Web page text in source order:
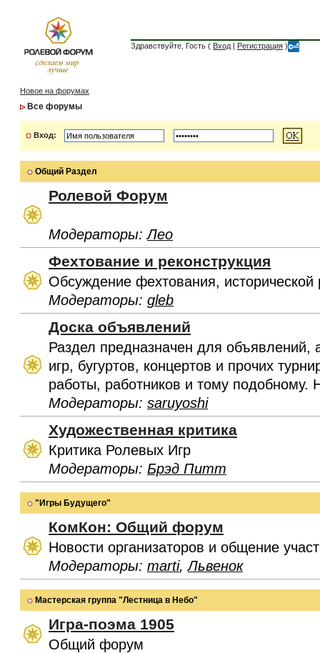
Здравствуйте, Гость ( Вход | Регистрация )
Новое на форумах
Все форумы
Вход:
Общий Раздел
Ролевой Форум
Модераторы:Лео
Фехтование и реконструкция
Обсуждение фехтования, исторической
Модераторы: gleb
Доска объявлений
Раздел предназначен для объявлений,
игр, бугуртов, концертов и прочих
работы, работников и тому подобному.
Модераторы: saruyoshi
Художественная критика
Критика Ролевых Игр
Модераторы: Брэд Питт
"Игры Будущего"
КомКон: Общий форум
Новости организаторов и общение
Модераторы: marti,Львенок
Мастерская группа "Лестница в Небо"
Игра-поэма 1905
Общий форум